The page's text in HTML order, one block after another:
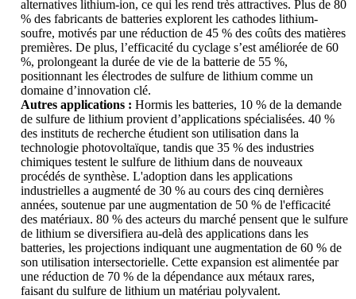
alternatives lithium-ion, ce qui les rend très attractives. Plus de 80
% des fabricants de batteries explorent les cathodes lithium-
soufre, motivés par une réduction de 45 % des coûts des matières
premières. De plus, l’efficacité du cyclage s’est améliorée de 60
%, prolongeant la durée de vie de la batterie de 55 %,
positionnant les électrodes de sulfure de lithium comme un
domaine d’innovation clé.
Autres applications : Hormis les batteries, 10 % de la demande
de sulfure de lithium provient d’applications spécialisées. 40 %
des instituts de recherche étudient son utilisation dans la
technologie photovoltaïque, tandis que 35 % des industries
chimiques testent le sulfure de lithium dans de nouveaux
procédés de synthèse. L'adoption dans les applications
industrielles a augmenté de 30 % au cours des cinq dernières
années, soutenue par une augmentation de 50 % de l'efficacité
des matériaux. 80 % des acteurs du marché pensent que le sulfure
de lithium se diversifiera au-delà des applications dans les
batteries, les projections indiquant une augmentation de 60 % de
son utilisation intersectorielle. Cette expansion est alimentée par
une réduction de 70 % de la dépendance aux métaux rares,
faisant du sulfure de lithium un matériau polyvalent.